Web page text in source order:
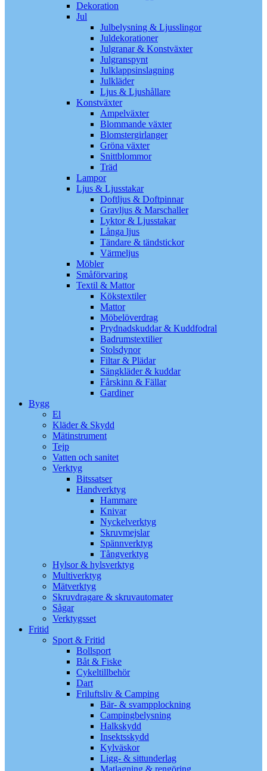
Dekoration
Jul
Julbelysning & Ljusslingor
Juldekorationer
Julgranar & Konstväxter
Julgranspynt
Julklappsinslagning
Julkläder
Ljus & Ljushållare
Konstväxter
Ampelväxter
Blommande växter
Blomstergirlanger
Gröna växter
Snittblommor
Träd
Lampor
Ljus & Ljusstakar
Doftljus & Doftpinnar
Gravljus & Marschaller
Lyktor & Ljusstakar
Långa ljus
Tändare & tändstickor
Värmeljus
Möbler
Småförvaring
Textil & Mattor
Kökstextiler
Mattor
Möbelöverdrag
Prydnadskuddar & Kuddfodral
Badrumstextilier
Stolsdynor
Filtar & Plädar
Sängkläder & kuddar
Fårskinn & Fällar
Gardiner
Bygg
El
Kläder & Skydd
Mätinstrument
Tejp
Vatten och sanitet
Verktyg
Bitssatser
Handverktyg
Hammare
Knivar
Nyckelverktyg
Skruvmejslar
Spännverktyg
Tångverktyg
Hylsor & hylsverktyg
Multiverktyg
Mätverktyg
Skruvdragare & skruvautomater
Sågar
Verktygsset
Fritid
Sport & Fritid
Bollsport
Båt & Fiske
Cykeltillbehör
Dart
Friluftsliv & Camping
Bär- & svampplockning
Campingbelysning
Halkskydd
Insektsskydd
Kylväskor
Ligg- & sittunderlag
Matlagning & rengöring